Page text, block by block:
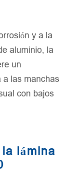
y a la
aluminio, la
un
a las manchas
con bajos
lámina